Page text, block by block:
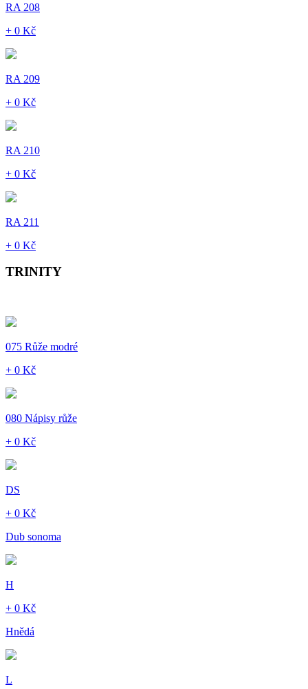
RA 208
+ 0 Kč
RA 209
+ 0 Kč
RA 210
+ 0 Kč
RA 211
+ 0 Kč
TRINITY
075 Růže modré
+ 0 Kč
080 Nápisy růže
+ 0 Kč
DS
+ 0 Kč
Dub sonoma
H
+ 0 Kč
Hnědá
L